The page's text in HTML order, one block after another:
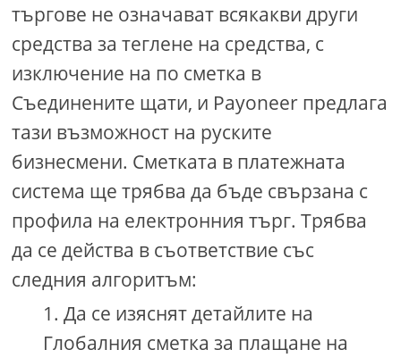
търгове не означават всякакви други
средства за теглене на средства, с
изключение на по сметка в
Съединените щати, и Payoneer предлага
тази възможност на руските
бизнесмени. Сметката в платежната
система ще трябва да бъде свързана с
профила на електронния търг. Трябва
да се действа в съответствие със
следния алгоритъм:
Да се ​​изяснят детайлите на
Глобалния сметка за плащане на